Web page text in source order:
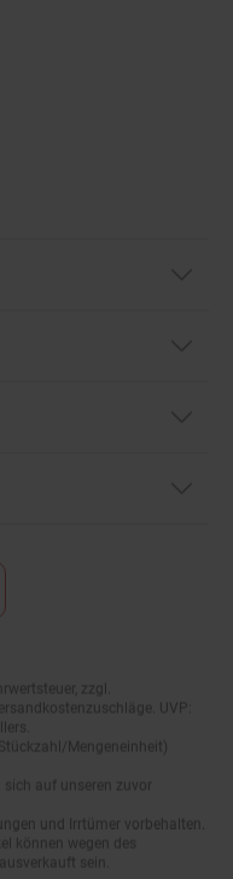
UVP:
Mengeneinheit)
auf unseren zuvor
und Irrtümer vorbehalten.
können wegen des
sein.